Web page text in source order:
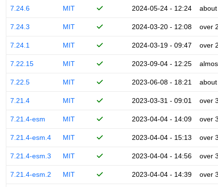
7.24.6 MIT 2024-05-24 - 12:24
7.24.3 MIT 2024-03-20 - 12:08 over
7.24.1 MIT 2024-03-19 - 09:47 over
7.22.15 MIT 2023-09-04 - 12:25
7.22.5 MIT 2023-06-08 - 18:21
7.21.4 MIT 2023-03-31 - 09:01 over
7.21.4-esm MIT 2023-04-04 - 14:09 over
7.21.4-esm.4 MIT 2023-04-04 - 15:13 over
7.21.4-esm.3 MIT 2023-04-04 - 14:56 over
7.21.4-esm.2 MIT 2023-04-04 - 14:39 over